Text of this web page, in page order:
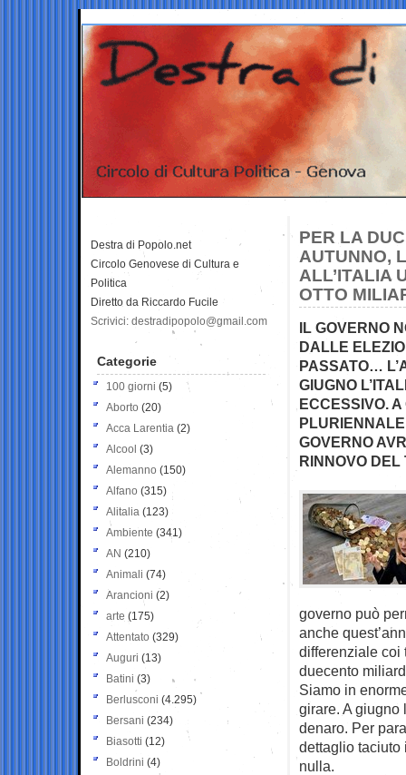
PER LA
AUTUNNO,
ALL’ITALIA
OTTO
IL GOVERNO
DALLE
PASSATO…
GIUGNO
ECCESSIVO.
GOVERNO
RINNOVO
governo può
anche
differenziale coi
duecento
Siamo in
girare. A
denaro. Per
dettaglio taciuto
nulla.
Destra di Popolo.net
Circolo Genovese di Cultura e
Politica
Diretto da Riccardo Fucile
Scrivici: destradipopolo@gmail.com
Categorie
100 giorni (5)
Aborto (20)
Acca Larentia (2)
Alcool (3)
Alemanno (150)
Alfano (315)
Alitalia (123)
Ambiente (341)
AN (210)
Animali (74)
Arancioni (2)
arte (175)
Attentato (329)
Auguri (13)
Batini (3)
Berlusconi (4.295)
Bersani (234)
Biasotti (12)
Boldrini (4)